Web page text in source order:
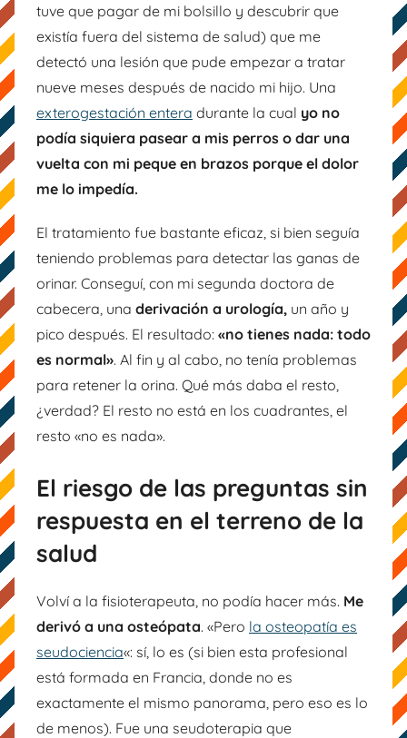
tuve que pagar de mi bolsillo y descubrir que
existía fuera del sistema de salud) que me
detectó una lesión que pude empezar a tratar
nueve meses después de nacido mi hijo. Una
exterogestación entera durante la cual yo no
podía siquiera pasear a mis perros o dar una
vuelta con mi peque en brazos porque el dolor
me lo impedía.
El tratamiento fue bastante eficaz, si bien seguía
teniendo problemas para detectar las ganas de
orinar. Conseguí, con mi segunda doctora de
cabecera, una derivación a urología, un año y
pico después. El resultado: «no tienes nada: todo
es normal». Al fin y al cabo, no tenía problemas
para retener la orina. Qué más daba el resto,
¿verdad? El resto no está en los cuadrantes, el
resto «no es nada».
El riesgo de las preguntas sin
respuesta en el terreno de la
salud
Volví a la fisioterapeuta, no podía hacer más. Me
derivó a una osteópata. «Pero la osteopatía es
seudociencia«: sí, lo es (si bien esta profesional
está formada en Francia, donde no es
exactamente el mismo panorama, pero eso es lo
de menos). Fue una seudoterapia que